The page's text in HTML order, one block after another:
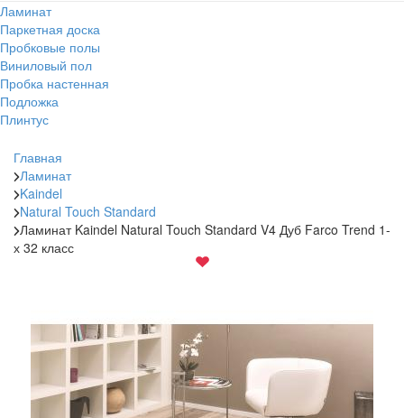
Ламинат
Паркетная доска
Пробковые полы
Виниловый пол
Пробка настенная
Подложка
Плинтус
Главная
Ламинат
Kaindel
Natural Touch Standard
Ламинат Kaindel Natural Touch Standard V4 Дуб Farco Trend 1-
х 32 класс